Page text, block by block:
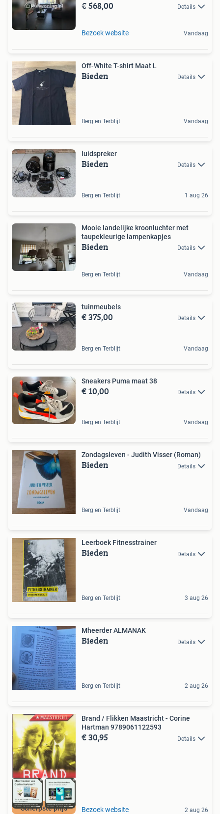
€ 568,00 Details
Bezoek website Vandaag
Off-White T-shirt Maat L
Bieden Details
Berg en Terblijt Vandaag
luidspreker
Bieden Details
Berg en Terblijt 1 aug 26
Mooie landelijke kroonluchter met
taupekleurige lampenkapjes
Bieden Details
Berg en Terblijt Vandaag
tuinmeubels
€ 375,00 Details
Berg en Terblijt Vandaag
Sneakers Puma maat 38
€ 10,00 Details
Berg en Terblijt Vandaag
Zondagsleven - Judith Visser (Roman)
Bieden Details
Berg en Terblijt Vandaag
Leerboek Fitnesstrainer
Bieden Details
Berg en Terblijt 3 aug 26
Mheerder ALMANAK
Bieden Details
Berg en Terblijt 2 aug 26
Scherpste prijs
Brand / Flikken Maastricht - Corine
Hartman 9789061122593
€ 30,95 Details
Bezoek website 2 aug 26